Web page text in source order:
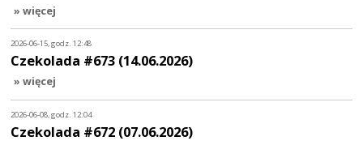
» więcej
2026-06-15, godz. 12:48
Czekolada #673 (14.06.2026)
» więcej
2026-06-08, godz. 12:04
Czekolada #672 (07.06.2026)